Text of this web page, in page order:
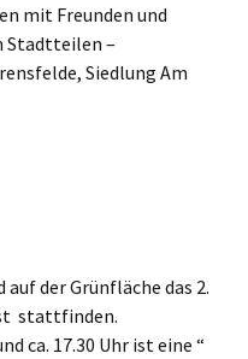
mit Freunden und
Stadtteilen –
Siedlung Am
auf der Grünfläche das 2.
stattfinden.
ca. 17.30 Uhr ist eine “